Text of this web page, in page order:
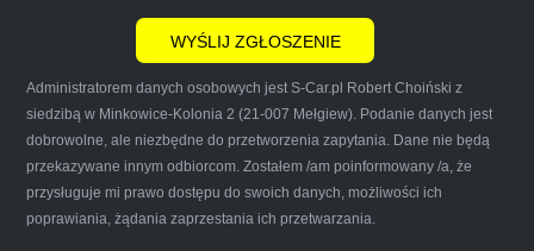
wyrazić opinię na ich temat.
Iwona Górska
Administratorem danych osobowych jest S-Car.pl Robert Choiński z
siedzibą w Minkowice-Kolonia 2 (21-007 Mełgiew). Podanie danych jest
dobrowolne, ale niezbędne do przetworzenia zapytania. Dane nie będą
przekazywane innym odbiorcom. Zostałem /am poinformowany /a, że
przysługuje mi prawo dostępu do swoich danych, możliwości ich
poprawiania, żądania zaprzestania ich przetwarzania.